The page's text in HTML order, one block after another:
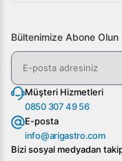
Bültenimize Abone Olun
Müşteri Hizmetleri
0850 307 49 56
E-posta
info@arigastro.com
Bizi sosyal medyadan